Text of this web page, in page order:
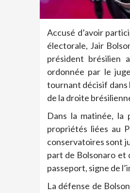
Accusé d’avoir
électorale, Jair
président brésilien
ordonnée par le
tournant décisif dans
de la droite
Dans la matinée, la
propriétés liées au
conservatoires sont
part de Bolsonaro et
passeport, signe de
La défense de